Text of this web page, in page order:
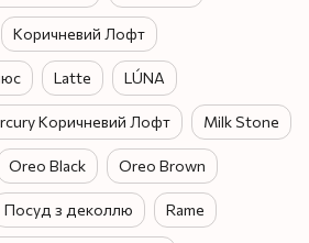
Коричневий Лофт
Latte LÚNA
Коричневий Лофт Milk Stone
Oreo Black Oreo Brown
Посуд з деколлю Rame